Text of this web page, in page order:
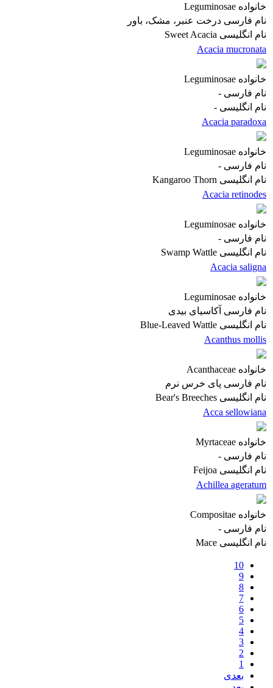
خانواده Leguminosae
نام فارسی درخت عنبر، مشک، باور
نام انگلیسی Sweet Acacia
Acacia mucronata
خانواده Leguminosae
نام فارسی -
نام انگلیسی -
Acacia paradoxa
خانواده Leguminosae
نام فارسی -
نام انگلیسی Kangaroo Thorn
Acacia retinodes
خانواده Leguminosae
نام فارسی -
نام انگلیسی Swamp Wattle
Acacia saligna
خانواده Leguminosae
نام فارسی آکاسیای بیدی
نام انگلیسی Blue-Leaved Wattle
Acanthus mollis
خانواده Acanthaceae
نام فارسی پای خرس نرم
نام انگلیسی Bear's Breeches
Acca sellowiana
خانواده Myrtaceae
نام فارسی -
نام انگلیسی Feijoa
Achillea ageratum
خانواده Compositae
نام فارسی -
نام انگلیسی Mace
10
9
8
7
6
5
4
3
2
1
بعدی